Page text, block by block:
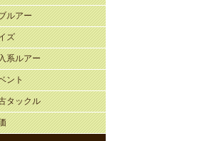
ルアー
ズ
系ルアー
ント
タックル